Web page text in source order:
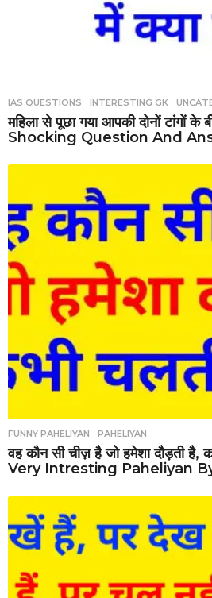
IAS QUESTIONS ,INTERESTING GK ,
महिला से पूछा गया आपकी दोनों टांगों
Shocking Question And
FUNNY PAHELIYAN ,PAHELIYAN
वह कौन सी चीज़ है जो हमेशा दौड़ती है,
Very Intresting Paheliyan